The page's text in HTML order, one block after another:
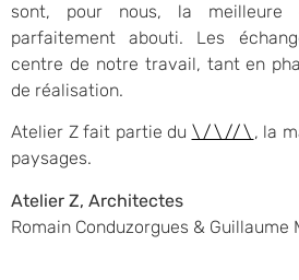
sont, pour nous, la meilleure
parfaitement abouti. Les
centre de notre travail, tant en
de réalisation.
Atelier Z fait partie du \/\//\ , la
paysages.
Atelier Z, Architectes
Romain Conduzorgues & Guillaume